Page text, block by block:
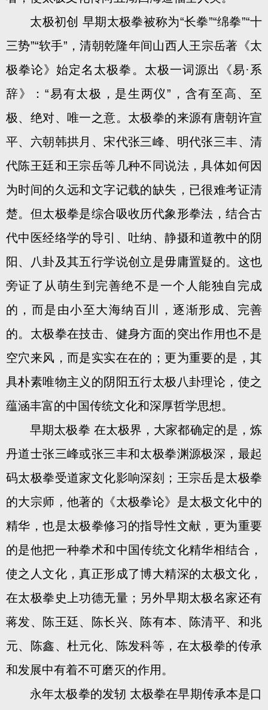
太极初创 早期太极拳被称为“长拳”“绵拳”“十
三势”“软手”，清朝乾隆年间山西人王宗岳著《太
极拳论》始定名太极拳。太极一词源出《易·系
辞》：“易有太极，是生两仪”，含有至高、至
极、绝对、唯一之意。太极拳的来源有唐朝许宣
平、六朝韩拱月、宋代张三峰、明代张三丰、清
代陈王廷和王宗岳等几种不同说法，具体如何因
为时间的久远和文字记载的缺失，已很难考证清
楚。但太极拳是综合吸收历代象形拳法，结合古
代中医经络学的导引、吐纳、静摄和道教中的阴
阳、八卦及其五行学说创立是毋庸置疑的。这也
旁证了从萌生到完善绝不是一个人能独自完成
的，而是由小至大海纳百川，逐渐形成、完善
的。太极拳在技击、健身方面的突出作用也不是
空穴来风，而是实实在在的；更为重要的是，其
具朴素唯物主义的阴阳五行太极八卦理论，使之
蕴涵丰富的中国传统文化和深厚哲学思想。
早期太极拳 在太极界，大家都确定的是，炼
丹道士张三峰或张三丰和太极拳渊源极深，最起
码太极拳受道家文化影响深刻；王宗岳是太极拳
的大宗师，他著的《太极拳论》是太极文化中的
精华，也是太极拳修习的指导性文献，更为重要
的是他把一种拳术和中国传统文化精华相结合，
使之人文化，真正形成了博大精深的太极文化，
在太极拳史上功德无量；另外早期太极名家还有
蒋发、陈王廷、陈长兴、陈有本、陈清平、和兆
元、陈鑫、杜元化、陈发科等，在太极拳的传承
和发展中有着不可磨灭的作用。
永年太极拳的发轫 太极拳在早期传承本是口